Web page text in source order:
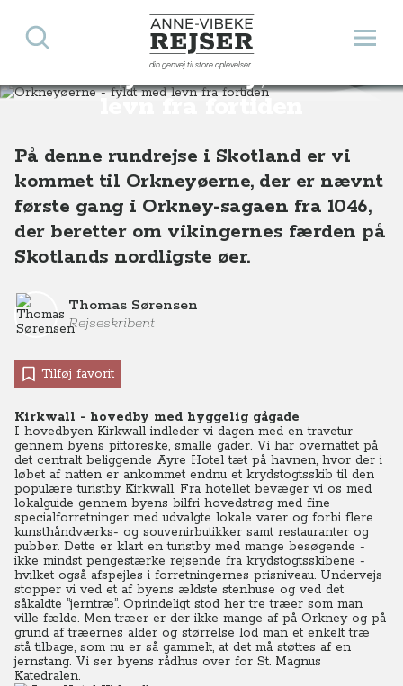
Anne-Vibeke Rejser
din genvej til store oplevelser
Åbn
Søg
Orkneyøerne - fyldt med
levn fra fortiden
Destinationer Europa Skotland Orkneyøerne - fyldt med levn fra fortiden
På denne rundrejse i Skotland er vi
kommet til Orkneyøerne, der er nævnt
første gang i Orkney-sagaen fra 1046,
der beretter om vikingernes færden på
Skotlands nordligste øer.
Thomas Sørensen
Rejseskribent
Tilføj favorit
Kirkwall - hovedby med hyggelig gågade
I hovedbyen Kirkwall indleder vi dagen med en travetur
gennem byens pittoreske, smalle gader. Vi har overnattet på
det centralt beliggende Ayre Hotel tæt på havnen, hvor der i
løbet af natten er ankommet endnu et krydstogtsskib til den
populære turistby Kirkwall. Fra hotellet bevæger vi os med
lokalguide gennem byens bilfri hovedstrøg med fine
specialforretninger med udvalgte lokale varer og forbi flere
kunsthåndværks- og souvenirbutikker samt restauranter og
pubber. Dette er klart en turistby med mange besøgende -
ikke mindst pengestærke rejsende fra krydstogtsskibene -
hvilket også afspejles i forretningernes prisniveau. Undervejs
stopper vi ved et af byens ældste stenhuse og ved det
såkaldte ”jerntræ”. Oprindeligt stod her tre træer som man
ville fælde. Men træer er der ikke mange af på Orkney og på
grund af træernes alder og størrelse lod man et enkelt træ
stå tilbage, som nu er så gammelt, at det må støttes af en
jernstang. Vi ser byens rådhus over for St. Magnus
Katedralen.